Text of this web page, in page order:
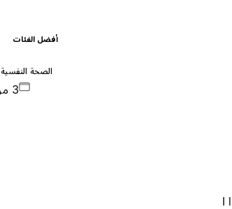
I
أفضل الفئات
الصحة النفسية
3 من القوالب